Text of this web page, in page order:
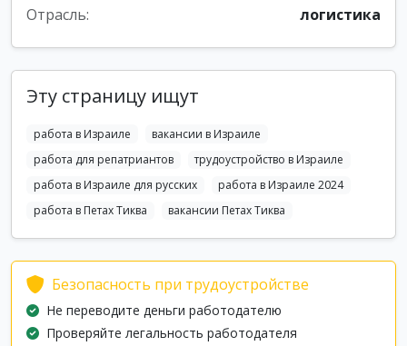
Отрасль:
логистика
Эту страницу ищут
работа в Израиле
вакансии в Израиле
работа для репатриантов
трудоустройство в Израиле
работа в Израиле для русских
работа в Израиле 2024
работа в Петах Тиква
вакансии Петах Тиква
Безопасность при трудоустройстве
Не переводите деньги работодателю
Проверяйте легальность работодателя